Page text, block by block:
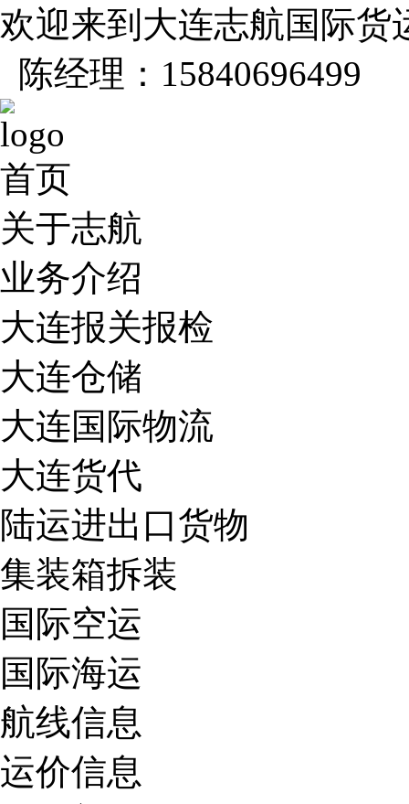
欢迎来到大连志航国际货
陈经理：15840696499
首页
关于志航
业务介绍
大连报关报检
大连仓储
大连国际物流
大连货代
陆运进出口货物
集装箱拆装
国际空运
国际海运
航线信息
运价信息